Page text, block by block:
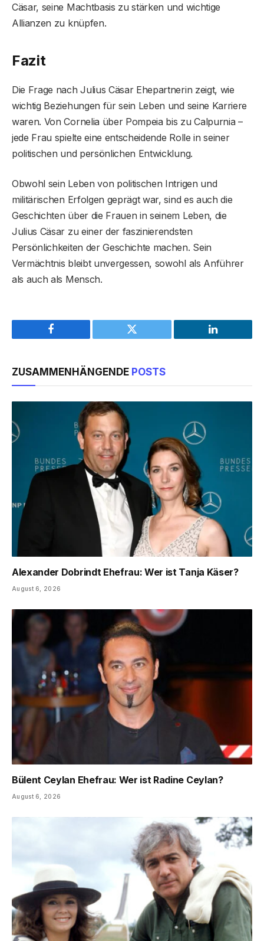
Cäsar, seine Machtbasis zu stärken und wichtige
Allianzen zu knüpfen.
Fazit
Die Frage nach Julius Cäsar Ehepartnerin zeigt, wie
wichtig Beziehungen für sein Leben und seine Karriere
waren. Von Cornelia über Pompeia bis zu Calpurnia –
jede Frau spielte eine entscheidende Rolle in seiner
politischen und persönlichen Entwicklung.
Obwohl sein Leben von politischen Intrigen und
militärischen Erfolgen geprägt war, sind es auch die
Geschichten über die Frauen in seinem Leben, die
Julius Cäsar zu einer der faszinierendsten
Persönlichkeiten der Geschichte machen. Sein
Vermächtnis bleibt unvergessen, sowohl als Anführer
als auch als Mensch.
Facebook Twitter LinkedIn
ZUSAMMENHÄNGENDE POSTS
Alexander Dobrindt Ehefrau: Wer ist Tanja Käser?
August 6, 2026
Bülent Ceylan Ehefrau: Wer ist Radine Ceylan?
August 6, 2026